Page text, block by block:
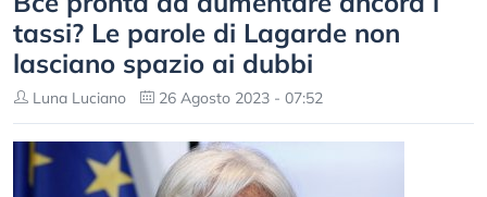
tassi? Le parole di Lagarde non
lasciano spazio ai dubbi
Luna Luciano 26 Agosto 2023 - 07:52